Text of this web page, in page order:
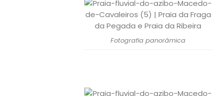
Fotografia panorâmica